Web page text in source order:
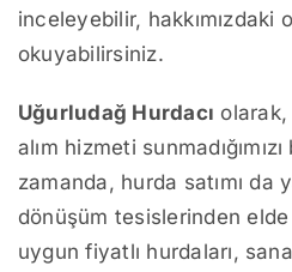
inceleyebilir, hakkımızdaki
okuyabilirsiniz.
Uğurludağ Hurdacı
alım hizmeti
zamanda, hurda satımı da
dönüşüm tesislerinden
uygun fiyatlı hurdaları,